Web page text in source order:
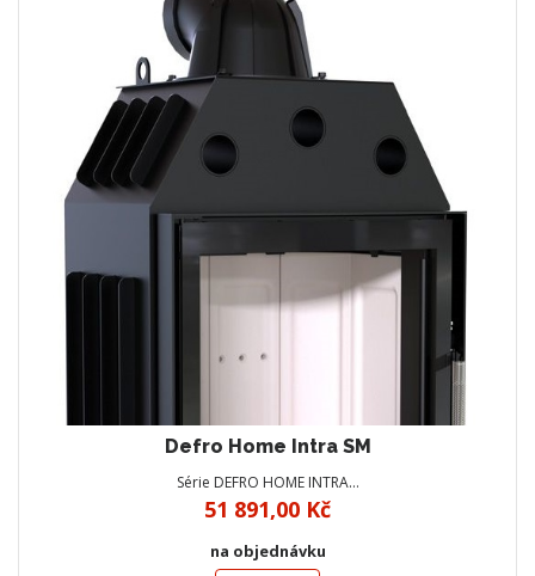
Defro Home Intra SM
Série DEFRO HOME INTRA…
51 891,00 Kč
na objednávku